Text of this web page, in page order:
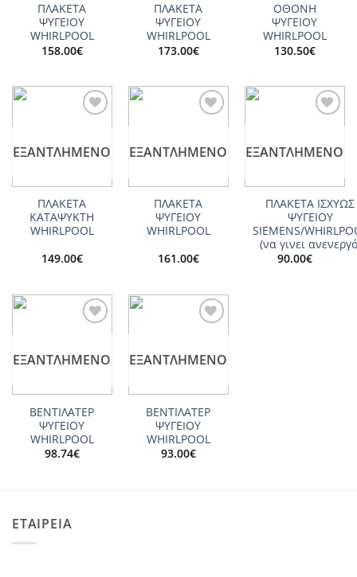
ΠΛΑΚΕΤΑ
ΨΥΓΕΙΟΥ
WHIRLPOOL
158.00€
ΠΛΑΚΕΤΑ
ΨΥΓΕΙΟΥ
WHIRLPOOL
173.00€
ΟΘΟΝΗ
ΨΥΓΕΙΟΥ
WHIRLPOOL
130.50€
ΕΞΑΝΤΛΗΜΈΝΟ
ΠΛΑΚΕΤΑ
ΚΑΤΑΨΥΚΤΗ
WHIRLPOOL
149.00€
ΕΞΑΝΤΛΗΜΈΝΟ
ΠΛΑΚΕΤΑ
ΨΥΓΕΙΟΥ
WHIRLPOOL
161.00€
ΕΞΑΝΤΛΗΜΈΝΟ
ΠΛΑΚΕΤΑ ΙΣΧΥΩΣ
ΨΥΓΕΙΟΥ
SIEMENS/
(να γινει
90.00€
ΕΞΑΝΤΛΗΜΈΝΟ
ΒΕΝΤΙΛΑΤΕΡ
ΨΥΓΕΙΟY
WHIRLPOOL
98.74€
ΕΞΑΝΤΛΗΜΈΝΟ
ΒΕΝΤΙΛΑΤΕΡ
ΨΥΓΕΙΟY
WHIRLPOOL
93.00€
ΕΤΑΙΡΕΙΑ